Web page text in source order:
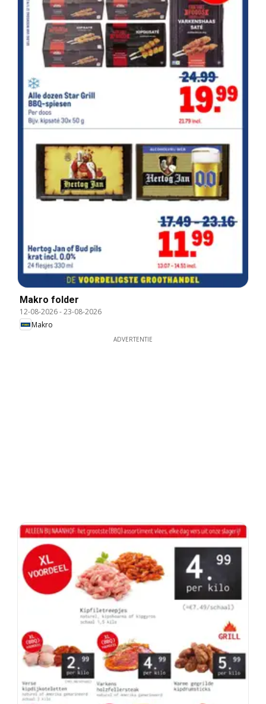
Makro folder
12-08-2026-23-08-2026
Makro
ADVERTENTIE